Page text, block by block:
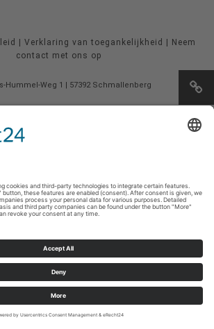
Verklaring van toegankelijkheid
Neem
contact met ons op
Hummel-Weg 1 57392 Schmallenberg
Cookie-Einstellungen